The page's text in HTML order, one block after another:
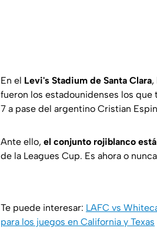
En el Levi's Stadium de Santa Clara,
fueron los estadounidenses los
7 a pase del argentino Cristian
Ante ello, el conjunto rojiblanco
de la Leagues Cup. Es ahora o
Te puede interesar: LAFC vs
para los juegos en California y Texas